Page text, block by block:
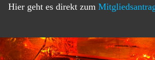
Hier geht es direkt zum